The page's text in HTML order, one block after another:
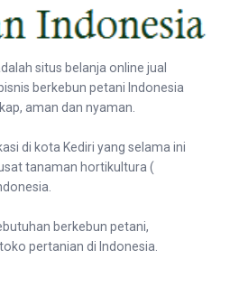
situs belanja online jual
berkebun petani Indonesia
aman dan nyaman.
di kota Kediri yang selama ini
tanaman hortikultura (
berkebun petani,
pertanian di Indonesia.